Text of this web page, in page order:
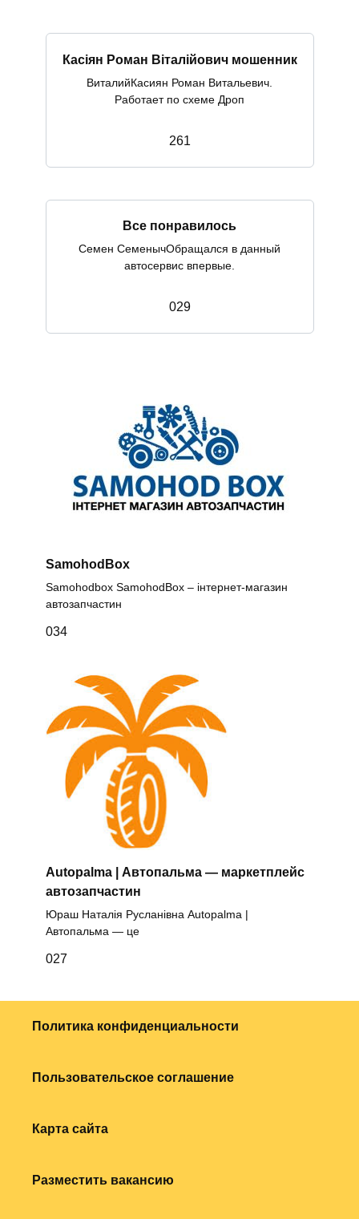
Касіян Роман Віталійович мошенник
ВиталийКасиян Роман Витальевич.
Работает по схеме Дроп
261
Все понравилось
Семен СеменычОбращался в данный
автосервис впервые.
029
SamohodBox
Samohodbox SamohodBox – інтернет-магазин
автозапчастин
034
Autopalma | Автопальма — маркетплейс
автозапчастин
Юраш Наталія Русланівна Autopalma |
Автопальма — це
027
Политика конфиденциальности
Пользовательское соглашение
Карта сайта
Разместить вакансию